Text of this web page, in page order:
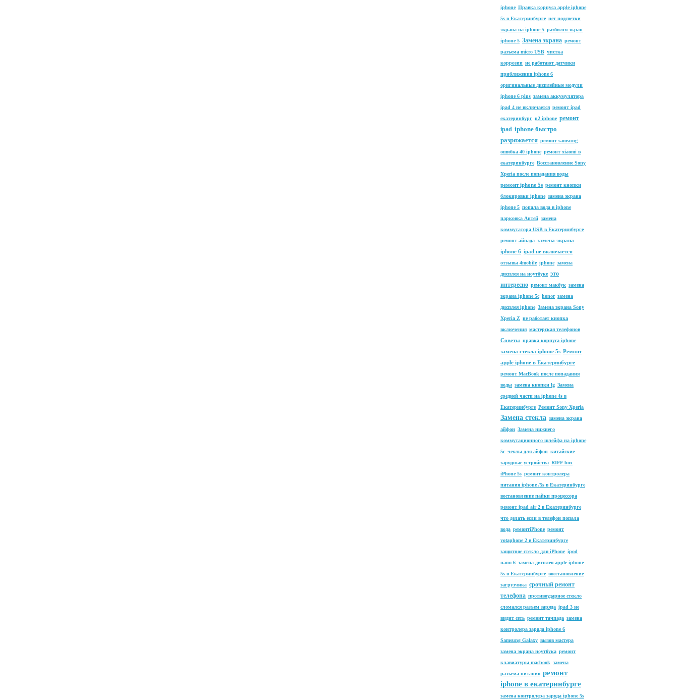
iphone Правка корпуса apple iphone
5s в Екатеринбурге нет подсветки
экрана на iphone 5 разбился экран
iphone 5 Замена экрана ремонт
разъема micro USB чистка
коррозии не работают датчики
приближения iphone 6
оригинальные дисплейные модули
iphone 6 plus замена аккумулятора
ipad 4 не включается ремонт ipad
екатеринбург u2 iphone ремонт
ipad iphone быстро
разряжается ремонт samsung
ошибка 40 iphone ремонт xiaomi в
екатеринбурге Восстановление Sony
Xperia после попадания воды
ремонт iphone 5s ремонт кнопки
блокировки iphone замена экрана
iphone 5 попала вода в iphone
парковка Антей замена
коммутатора USB в Екатеринбурге
ремонт айпада замена экрана
iphone 6 ipad не включается
отзывы 4mobile iphone замена
дисплея на ноутбуке это
интересно ремонт макбук замена
экрана iphone 5c honor замена
дисплея iphone Замена экрана Sony
Xperia Z не работает кнопка
включения мастерская телефонов
Советы правка корпуса iphone
замена стекла iphone 5s Ремонт
apple iphone в Екатеринбурге
ремонт MacBook после попадания
воды замена кнопки lg Замена
средней части на iphone 4s в
Екатеринбурге Ремонт Sony Xperia
Замена стекла замена экрана
айфон Замена нижнего
коммутационного шлейфа на iphone
5c чехлы для айфон китайские
зарядные устройства RIFF box
iPhone 5s ремонт контролера
питания iphone /5s в Екатеринбурге
востановление пайки процессора
ремонт ipad air 2 в Екатеринбурге
что делать если в телефон попала
вода ремонтiPhone ремонт
yotaphone 2 в Екатеринбурге
защитное стекло для iPhone ipod
nano 6 замена дисплея apple iphone
5s в Екатеринбурге восстановление
загрузчика срочный ремонт
телефона противоударное стекло
сломался разъем заряда ipad 3 не
видит сеть ремонт тачпада замена
контролера заряда iphone 6
Samsung Galaxy вызов мастера
замена экрана ноутбука ремонт
клавиатуры macbook замена
разъема питания ремонт
iphone в екатеринбурге
замена контролера заряда iphone 5s